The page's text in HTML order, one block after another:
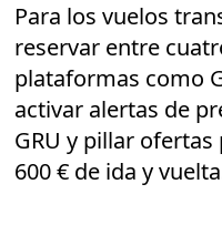
Para los vuelos
reservar entre
plataformas como
activar alertas de
GRU y pillar
600 € de ida y